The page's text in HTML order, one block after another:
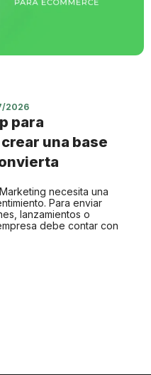
2026
para
una base
necesita una
Para enviar
lanzamientos o
debe contar con